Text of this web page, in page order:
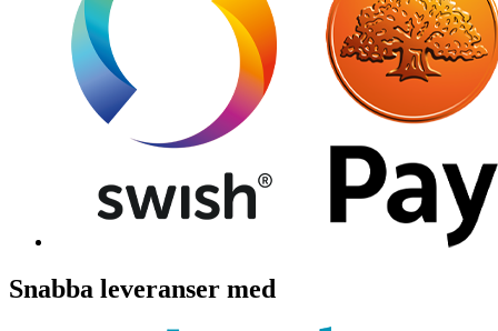
Snabba leveranser med